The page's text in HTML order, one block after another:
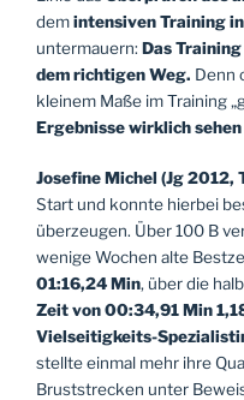
demintensiven Training
untermauern: Das
dem richtigen Weg. Denn
kleinem Maße im Training
Ergebnisse wirklich sehen
Josefine Michel (Jg 2012,
Start und konnte hierbei
überzeugen. Über 100 B
wenige Wochen alte
01:16,24 Min, über die
Zeit von 00:34,91 Min
Vielseitigkeits-
stellte einmal mehr ihre
Bruststrecken unter